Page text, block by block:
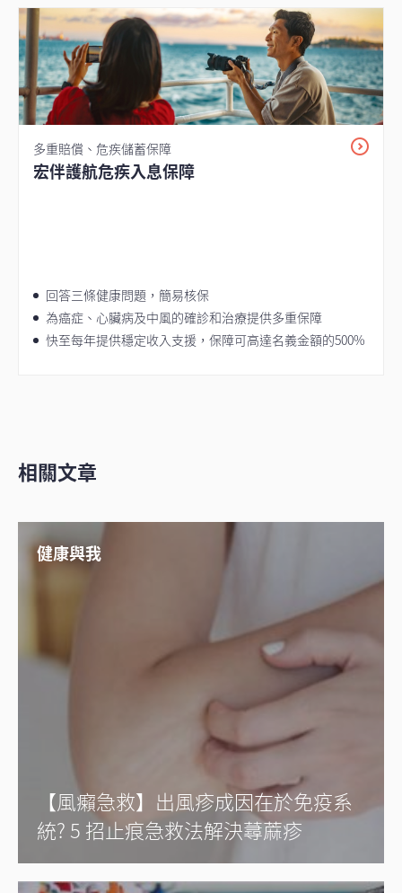
多重賠償、危疾儲蓄保障
宏伴護航危疾入息保障
回答三條健康問題，簡易核保
為癌症、心臟病及中風的確診和治療提供多重保障
快至每年提供穩定收入支援，保障可高達名義金額的500%
相關文章
健康與我
【風癩急救】出風疹成因在於免疫系
統? 5 招止痕急救法解決蕁蔴疹